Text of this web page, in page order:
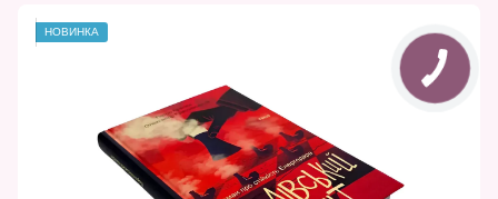
НОВИНКА